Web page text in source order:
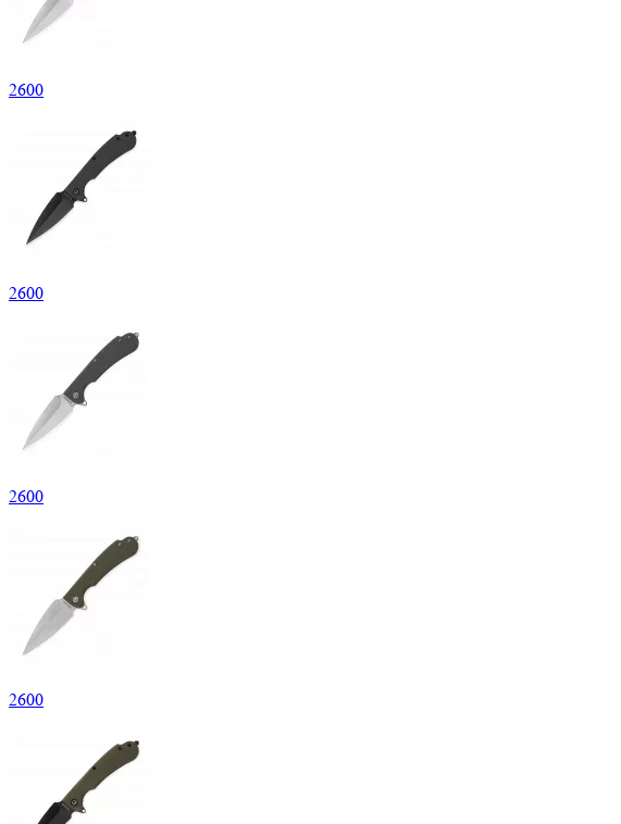
2600
2600
2600
2600